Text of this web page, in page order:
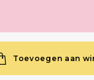
Toevoegen aan